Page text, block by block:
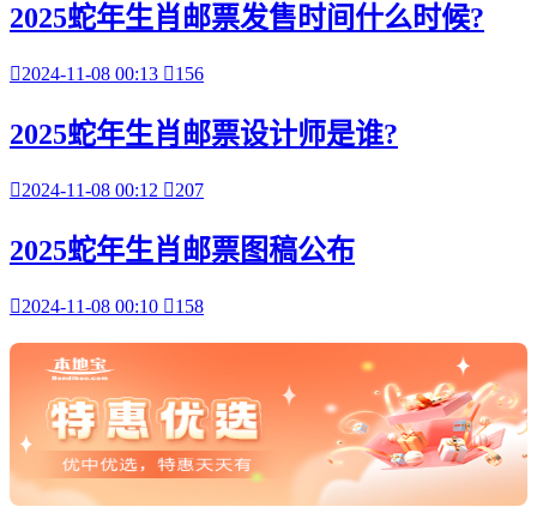
2025蛇年生肖邮票发售时间什么时候?
2024-11-08 00:13 156
2025蛇年生肖邮票设计师是谁?
2024-11-08 00:12 207
2025蛇年生肖邮票图稿公布
2024-11-08 00:10 158